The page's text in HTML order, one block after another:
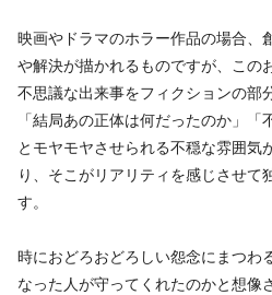
映画やドラマのホラー作品の場合、
や解決が描かれるものですが、この
不思議な出来事をフィクションの部
「結局あの正体は何だったのか」「
とモヤモヤさせられる不穏な雰囲気
り、そこがリアリティを感じさせて
す。
時におどろおどろしい怨念にまつわ
なった人が守ってくれたのかと想像